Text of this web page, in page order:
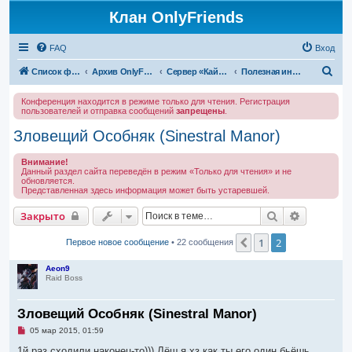
Клан OnlyFriends
FAQ Вход
Список форумов Архив OnlyFriends Сервер «Кайатор» Полезная информация
Конференция находится в режиме только для чтения. Регистрация
пользователей и отправка сообщений запрещены
Зловещий Особняк (Sinestral Manor)
Внимание!
Данный раздел сайта переведён в режим «Только для чтения» и не
обновляется.
Представленная здесь информация может быть устаревшей.
Закрыто Поиск
Первое новое сообщение • 22 сообщения Пред.
1 2
Aeon9
Raid Boss
Зловещий Особняк (Sinestral Manor)
Н
п
05 мар 2015, 01:59